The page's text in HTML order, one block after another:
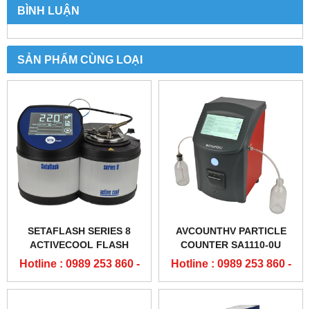
BÌNH LUẬN
SẢN PHẨM CÙNG LOẠI
SETAFLASH SERIES 8
ACTIVECOOL FLASH
POINT TESTER - 82100-2
Hotline : 0989 253 860 -
0904 84 02 08
AVCOUNTHV PARTICLE
COUNTER SA1110-0U
Hotline : 0989 253 860 -
0904 84 02 08